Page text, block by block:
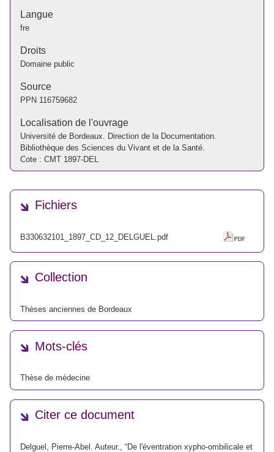
Langue
fre
Droits
Domaine public
Source
PPN 116759682
Localisation de l'ouvrage
Université de Bordeaux. Direction de la Documentation.
Bibliothèque des Sciences du Vivant et de la Santé.
Cote : CMT 1897-DEL
Fichiers
B330632101_1897_CD_12_DELGUEL.pdf
Collection
Thèses anciennes de Bordeaux
Mots-clés
Thèse de médecine
Citer ce document
Delguel, Pierre-Abel. Auteur., “De l'éventration xypho-ombilicale et